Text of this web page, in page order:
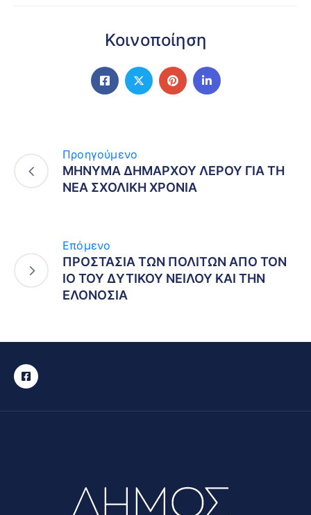
Κοινοποίηση
Προηγούμενο
ΜΗΝΥΜΑ ΔΗΜΑΡΧΟΥ ΛΕΡΟΥ ΓΙΑ ΤΗ
ΝΕΑ ΣΧΟΛΙΚΗ ΧΡΟΝΙΑ
Επόμενο
ΠΡΟΣΤΑΣΙΑ ΤΩΝ ΠΟΛΙΤΩΝ ΑΠΟ ΤΟΝ
ΙΟ ΤΟΥ ΔΥΤΙΚΟΥ ΝΕΙΛΟΥ ΚΑΙ ΤΗΝ
ΕΛΟΝΟΣΙΑ